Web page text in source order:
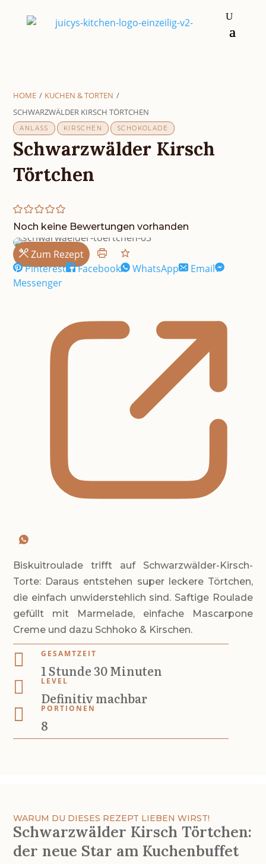
HOME / KUCHEN & TORTEN /
SCHWARZWÄLDER KIRSCH TÖRTCHEN
ANLASS KIRSCHEN SCHOKOLADE
Schwarzwälder Kirsch
Törtchen
Noch keine Bewertungen vorhanden
Zum Rezept
Pinterest
Facebook WhatsApp
Email
Messenger
Biskuitroulade trifft auf Schwarzwälder-Kirsch-
Torte: Daraus entstehen super leckere Törtchen,
die einfach unwiderstehlich sind. Saftige Roulade
gefüllt mit Marmelade, einfache Mascarpone
Creme und dazu Schhoko & Kirschen.
 GESAMTZEIT
1S
t
u
n
d
e
Stunde30M
n
e
Minuten
 LEVEL
Definitiv machbar
 PORTIONEN
8
WARUM DU DIESES REZEPT LIEBEN WIRST!
Schwarzwälder Kirsch Törtchen:
der neue Star am Kuchenbuffet